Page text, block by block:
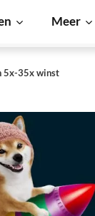
Meer
5x-35x winst